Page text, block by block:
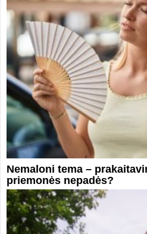
Nemaloni tema –
priemonės nepadės?